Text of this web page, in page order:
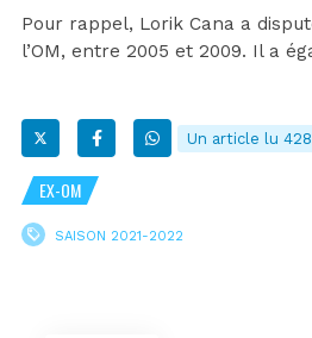
Pour rappel, Lorik Cana a
l’OM, entre 2005 et 2009. Il a
Un article lu
EX-OM
SAISON 2021-2022